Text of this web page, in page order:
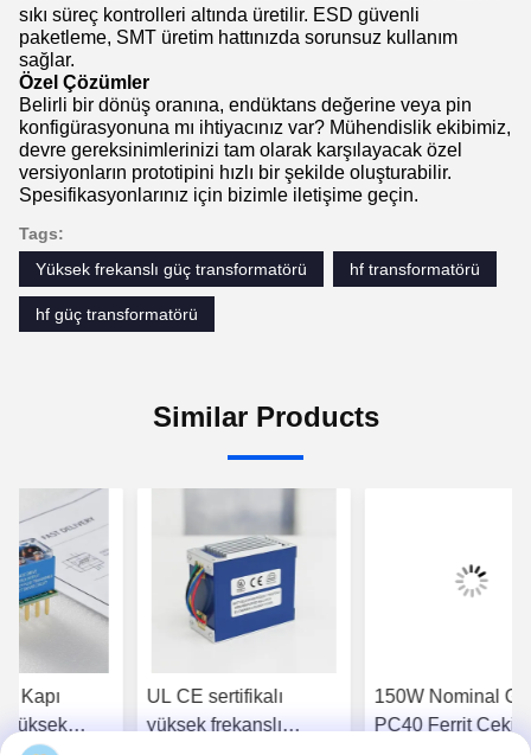
sıkı süreç kontrolleri altında üretilir. ESD güvenli
paketleme, SMT üretim hattınızda sorunsuz kullanım
sağlar.
Özel Çözümler
Belirli bir dönüş oranına, endüktans değerine veya pin
konfigürasyonuna mı ihtiyacınız var? Mühendislik ekibimiz,
devre gereksinimlerinizi tam olarak karşılayacak özel
versiyonların prototipini hızlı bir şekilde oluşturabilir.
Spesifikasyonlarınız için bizimle iletişime geçin.
Tags:
Yüksek frekanslı güç transformatörü
hf transformatörü
hf güç transformatörü
Similar Products
Kapı
Yüksek
UL CE sertifikalı
yüksek frekanslı
150W Nominal
PC40 Ferrit